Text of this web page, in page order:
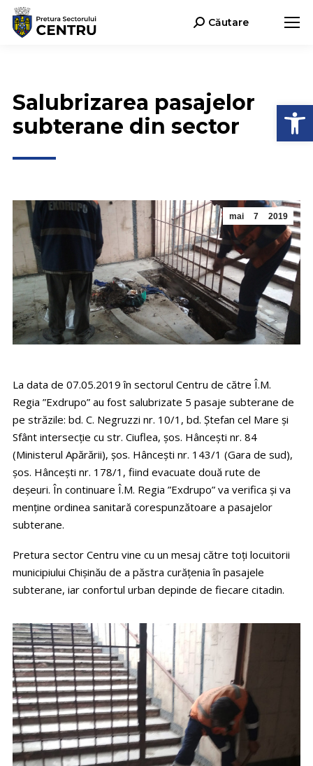
Search:Căutare
Salubrizarea pasajelor
subterane din sector
mai 7 2019
La data de 07.05.2019 în sectorul Centru de către Î.M.
Regia ”Exdrupo” au fost salubrizate 5 pasaje subterane de
pe străzile: bd. C. Negruzzi nr. 10/1, bd. Ștefan cel Mare și
Sfânt intersecție cu str. Ciuflea, șos. Hâncești nr. 84
(Ministerul Apărării), șos. Hâncești nr. 143/1 (Gara de sud),
șos. Hâncești nr. 178/1, fiind evacuate două rute de
deșeuri. În continuare Î.M. Regia ”Exdrupo” va verifica și va
menține ordinea sanitară corespunzătoare a pasajelor
subterane.
Pretura sector Centru vine cu un mesaj către toți locuitorii
municipiului Chișinău de a păstra curățenia în pasajele
subterane, iar confortul urban depinde de fiecare citadin.